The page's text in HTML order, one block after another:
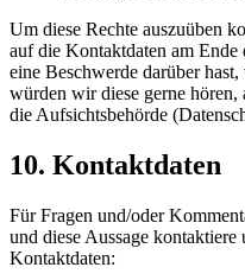
Um diese Rechte auszuüben
auf die Kontaktdaten am
eine Beschwerde darüber
würden wir diese gerne hören,
die Aufsichtsbehörde
10. Kontaktdaten
Für Fragen und/oder
und diese Aussage
Kontaktdaten: